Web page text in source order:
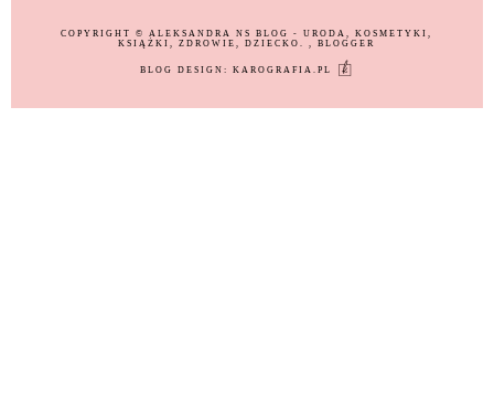
COPYRIGHT ©ALEKSANDRA NS BLOG - URODA, KOSMETYKI,
KSIĄŻKI, ZDROWIE, DZIECKO., BLOGGER
BLOG DESIGN:KAROGRAFIA.PL